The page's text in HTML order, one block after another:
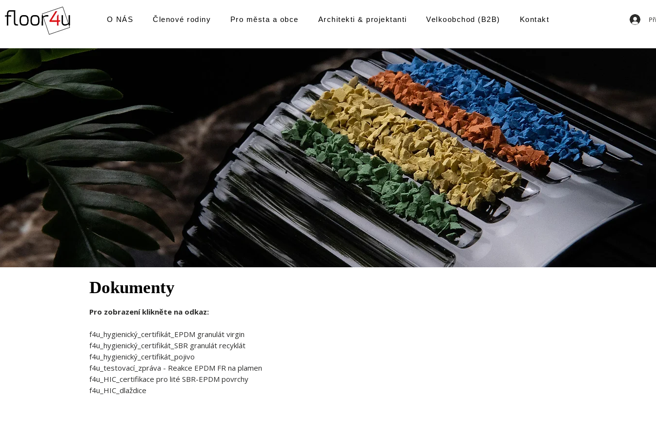
O NÁS Členové rodiny Pro města a obce Architekti & projektanti Velkoobchod (B2B) Kontakt
Dokumenty
Pro zobrazení klikněte na odkaz:
f4u_hygienický_certifikát_EPDM granulát virgin
f4u_hygienický_certifikát_SBR granulát recyklát
f4u_hygienický_certifikát_pojivo
f4u_testovací_zpráva - Reakce EPDM FR na plamen
f4u_HIC_certifikace pro lité SBR-EPDM povrchy
f4u_HIC_dlaždice